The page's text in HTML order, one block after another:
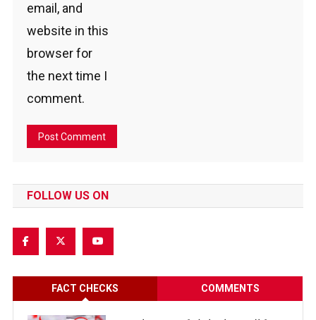
email, and
website in this
browser for
the next time I
comment.
FOLLOW US ON
FACT CHECKS COMMENTS